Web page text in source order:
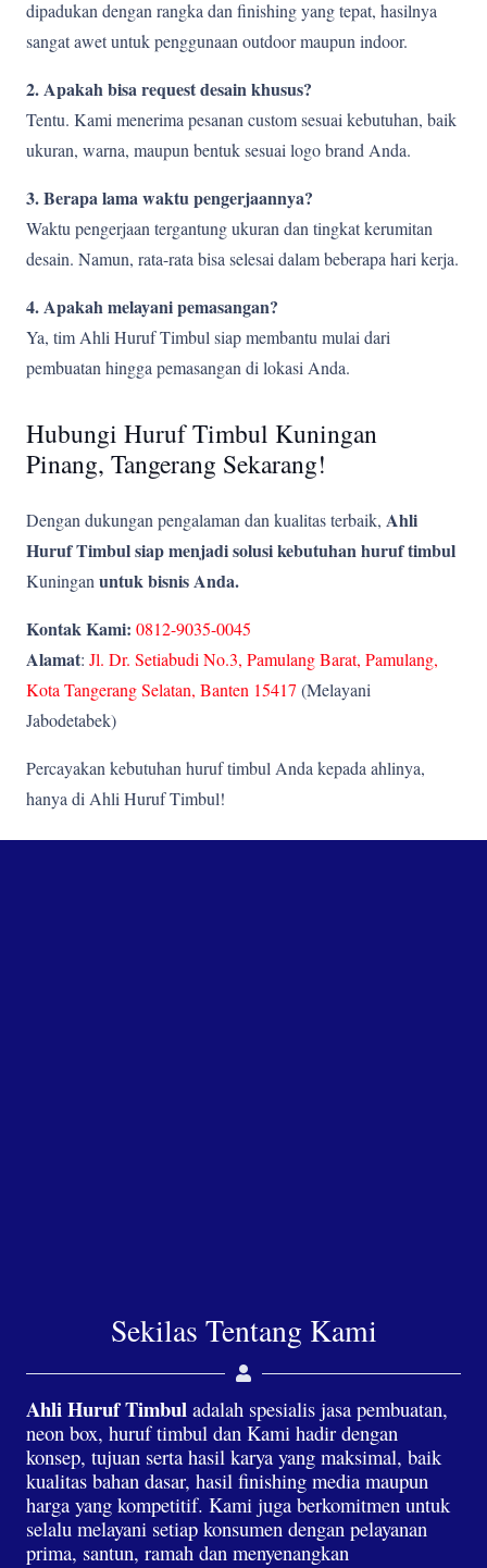
dipadukan dengan rangka dan finishing yang tepat, hasilnya
sangat awet untuk penggunaan outdoor maupun indoor.
2. Apakah bisa request desain khusus?
Tentu. Kami menerima pesanan custom sesuai kebutuhan, baik
ukuran, warna, maupun bentuk sesuai logo brand Anda.
3. Berapa lama waktu pengerjaannya?
Waktu pengerjaan tergantung ukuran dan tingkat kerumitan
desain. Namun, rata-rata bisa selesai dalam beberapa hari kerja.
4. Apakah melayani pemasangan?
Ya, tim Ahli Huruf Timbul siap membantu mulai dari
pembuatan hingga pemasangan di lokasi Anda.
Hubungi Huruf Timbul Kuningan
Pinang, Tangerang Sekarang!
Dengan dukungan pengalaman dan kualitas terbaik, Ahli
Huruf Timbul siap menjadi solusi kebutuhan huruf timbul
Kuningan untuk bisnis Anda.
Kontak Kami: 0812-9035-0045
Alamat: Jl. Dr. Setiabudi No.3, Pamulang Barat, Pamulang,
Kota Tangerang Selatan, Banten 15417 (Melayani
Jabodetabek)
Percayakan kebutuhan huruf timbul Anda kepada ahlinya,
hanya di Ahli Huruf Timbul!
Sekilas Tentang Kami
Ahli Huruf Timbul adalah spesialis jasa pembuatan,
neon box, huruf timbul dan Kami hadir dengan
konsep, tujuan serta hasil karya yang maksimal, baik
kualitas bahan dasar, hasil finishing media maupun
harga yang kompetitif. Kami juga berkomitmen untuk
selalu melayani setiap konsumen dengan pelayanan
prima, santun, ramah dan menyenangkan